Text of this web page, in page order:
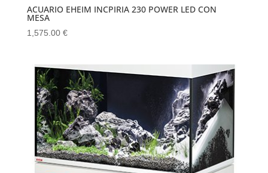
ACUARIO EHEIM INCPIRIA 230 POWER LED CON
MESA
1,575.00 €